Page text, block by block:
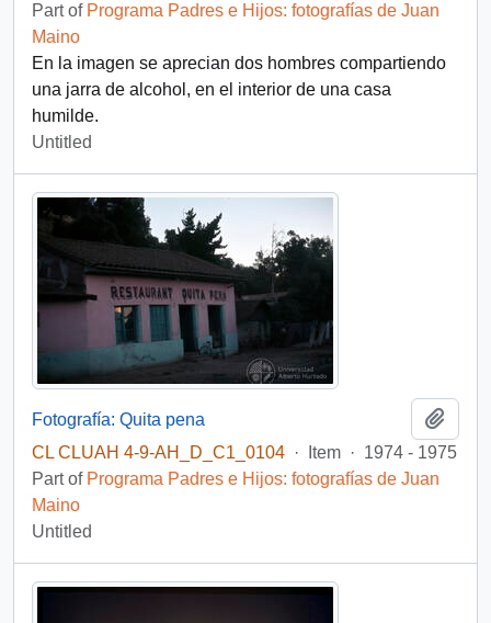
Part of Programa Padres e Hijos: fotografías de Juan
Maino
En la imagen se aprecian dos hombres compartiendo
una jarra de alcohol, en el interior de una casa
humilde.
Untitled
Fotografía: Quita pena
CL CLUAH 4-9-AH_D_C1_0104 · Item · 1974 - 1975
Part of Programa Padres e Hijos: fotografías de Juan
Maino
Untitled